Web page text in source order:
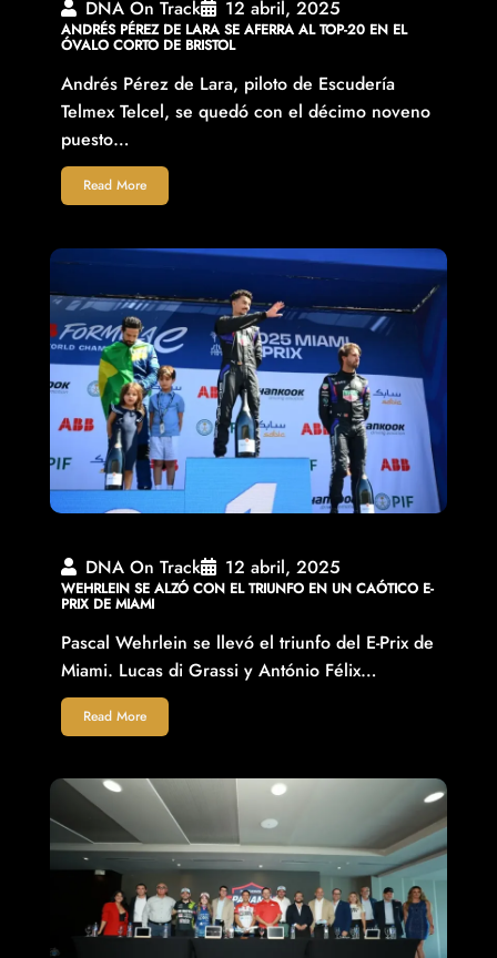
DNA On Track 12 abril, 2025
ANDRÉS PÉREZ DE LARA SE AFERRA AL TOP-20 EN EL
ÓVALO CORTO DE BRISTOL
Andrés Pérez de Lara, piloto de Escudería
Telmex Telcel, se quedó con el décimo noveno
puesto…
Read More
DNA On Track 12 abril, 2025
WEHRLEIN SE ALZÓ CON EL TRIUNFO EN UN CAÓTICO E-
PRIX DE MIAMI
Pascal Wehrlein se llevó el triunfo del E-Prix de
Miami. Lucas di Grassi y António Félix…
Read More